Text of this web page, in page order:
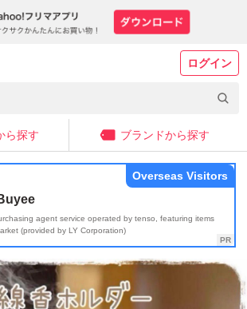
ログイン
ら探す ブランドから探す
agent service operated by tenso, featuring items
(provided by LY Corporation)
Overseas Visitors